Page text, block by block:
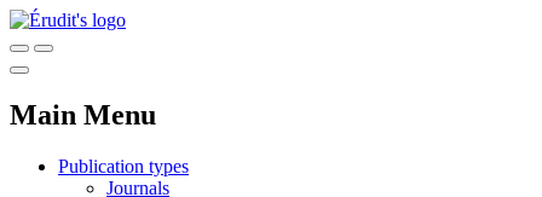
Main Menu
Publication types
Journals